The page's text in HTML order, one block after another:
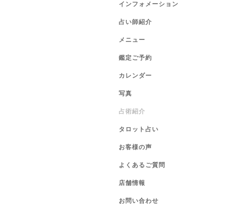
インフォメーション
占い師紹介
メニュー
鑑定ご予約
カレンダー
写真
占術紹介
タロット占い
お客様の声
よくあるご質問
店舗情報
お問い合わせ